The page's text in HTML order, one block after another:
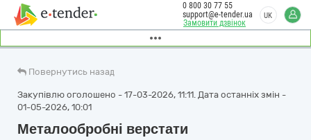
Замовити дзвінок
0 800 30 77 55
support@e-tender.ua
UK
Повернутись назад
Закупівлю оголошено - 17-03-2026, 11:11. Дата останніх змін -
01-05-2026, 10:01
Металообробні верстати